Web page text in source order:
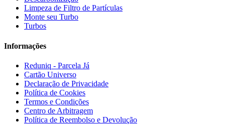
Limpeza de Filtro de Partículas
Monte seu Turbo
Turbos
Informações
Reduniq - Parcela Já
Cartão Universo
Declaração de Privacidade
Política de Cookies
Termos e Condições
Centro de Arbitragem
Política de Reembolso e Devolução